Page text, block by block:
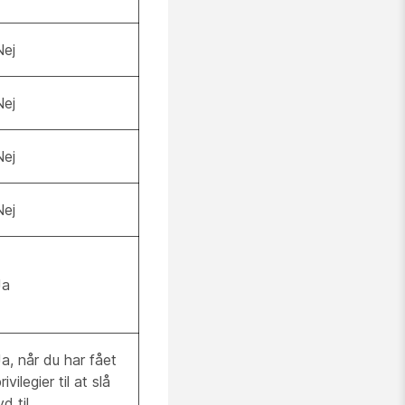
når du har fået
til at slå